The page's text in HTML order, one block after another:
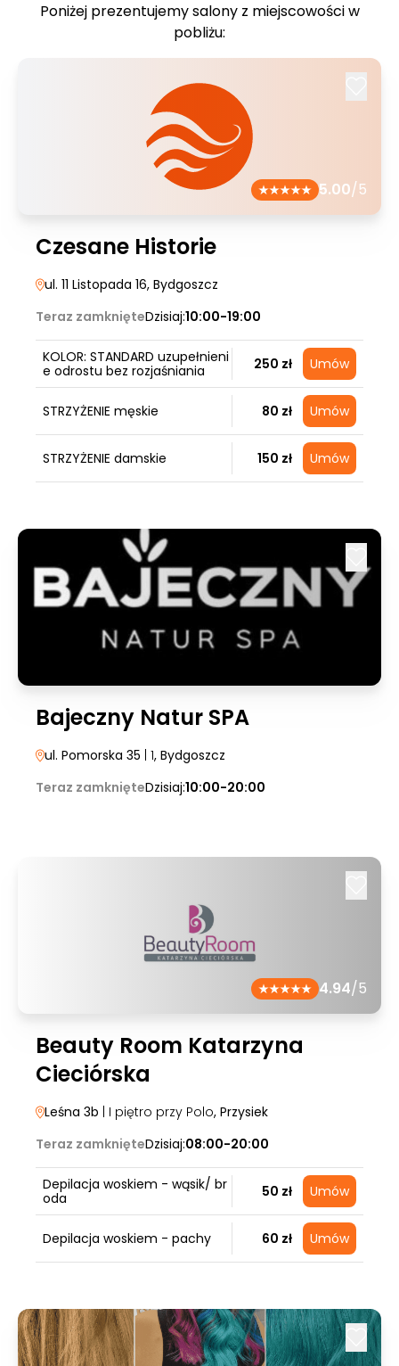
Poniżej prezentujemy salony z miejscowości w
pobliżu:
5.00/5
Czesane Historie
ul. 11 Listopada 16, Bydgoszcz
Teraz zamknięteDzisiaj:10:00-19:00
KOLOR: STANDARD uzupełnieni
e odrostu bez rozjaśniania
250 zł Umów
STRZYŻENIE męskie 80 zł Umów
STRZYŻENIE damskie 150 zł Umów
Bajeczny Natur SPA
ul. Pomorska 35 | 1, Bydgoszcz
Teraz zamknięteDzisiaj:10:00-20:00
4.94/5
Beauty Room Katarzyna
Cieciórska
Leśna 3b | I piętro przy Polo, Przysiek
Teraz zamknięteDzisiaj:08:00-20:00
Depilacja woskiem - wąsik/ br
oda
50 zł Umów
Depilacja woskiem - pachy 60 zł Umów